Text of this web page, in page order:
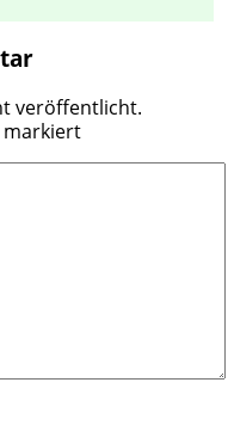
veröffentlicht.
markiert